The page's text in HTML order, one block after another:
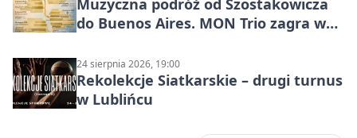
Muzyczna podróż od Szostakowicza
do Buenos Aires. MON Trio zagra w
24 sierpnia 2026, 19:00
Rekolekcje Siatkarskie – drugi turnus
w Lublińcu